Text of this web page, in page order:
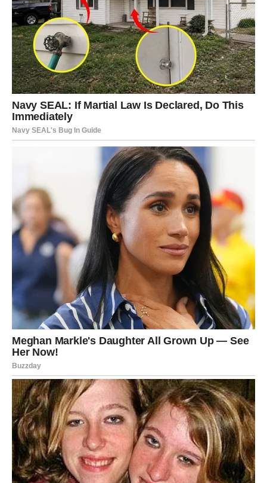
Nadalje, bitno je preokrenuti predmete, osobito one sa
specifičnom primjenom, prije pranja kako biste spriječili
potencijalno oštećenje.